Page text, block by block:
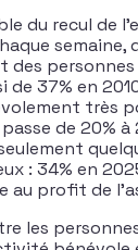
du recul de
semaine,
37% en
très
de 20%
: 34% en
au profit de
les